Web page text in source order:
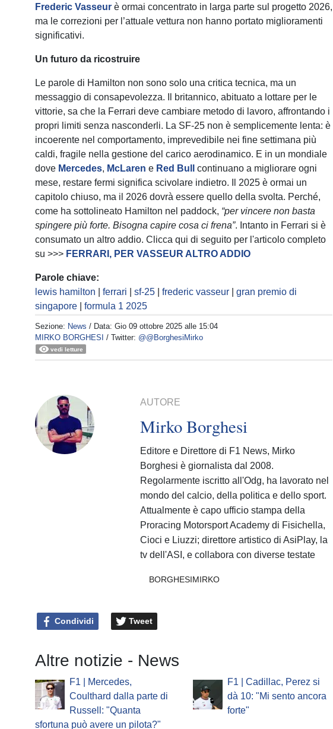
Frederic Vasseur è ormai concentrato in larga parte sul progetto 2026,
ma le correzioni per l’attuale vettura non hanno portato miglioramenti
significativi.
Un futuro da ricostruire
Le parole di Hamilton non sono solo una critica tecnica, ma un
messaggio di consapevolezza. Il britannico, abituato a lottare per le
vittorie, sa che la Ferrari deve cambiare metodo di lavoro, affrontando i
propri limiti senza nasconderli. La SF-25 non è semplicemente lenta: è
incoerente nel comportamento, imprevedibile nei fine settimana più
caldi, fragile nella gestione del carico aerodinamico. E in un mondiale
dove Mercedes, McLaren e Red Bull
continuano a migliorare ogni
mese, restare fermi significa scivolare indietro. Il 2025 è ormai un
capitolo chiuso, ma il 2026 dovrà essere quello della svolta. Perché,
come ha sottolineato Hamilton nel paddock, “per vincere non basta
spingere più forte. Bisogna capire cosa ci frena”. Intanto in Ferrari si è
consumato un altro addio. Clicca qui di seguito per l'articolo completo
su >>> FERRARI, PER VASSEUR ALTRO ADDIO
Parole chiave:
lewis hamilton |ferrari |sf-25 |frederic vasseur |gran premio di
singapore |formula 1 2025
Sezione: News / Data:Gio 09 ottobre 2025 alle 15:04
MIRKO BORGHESI
/ Twitter: @@BorghesiMirko
vedi letture
AUTORE
Mirko Borghesi
Editore e Direttore di F1 News, Mirko
Borghesi è giornalista dal 2008.
Regolarmente iscritto all'Odg, ha lavorato nel
mondo del calcio, della politica e dello sport.
Attualmente è capo ufficio stampa della
Proracing Motorsport Academy di Fisichella,
Cioci e Liuzzi; direttore artistico di AsiPlay, la
tv dell'ASI, e collabora con diverse testate
BORGHESIMIRKO
Condividi Tweet
Altre notizie - News
F1 | Mercedes,
Coulthard dalla parte di
Russell: "Quanta
sfortuna può avere un pilota?"
F1 | Cadillac, Perez si
dà 10: "Mi sento ancora
forte"